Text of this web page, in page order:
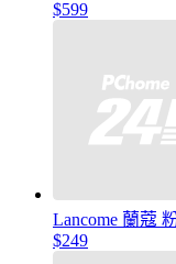
$599
Lancome 蘭蔻
$249